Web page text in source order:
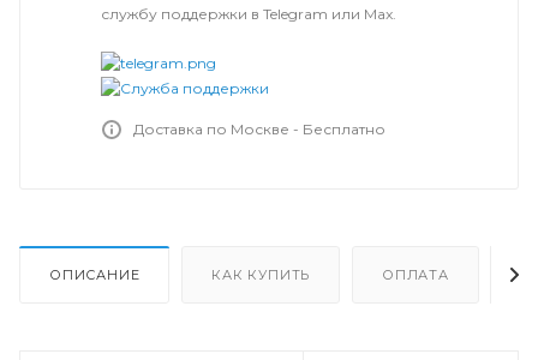
службу поддержки в Telegram или Max.
Доставка по Москве - Бесплатно
ОПИСАНИЕ КАК КУПИТЬ ОПЛАТА